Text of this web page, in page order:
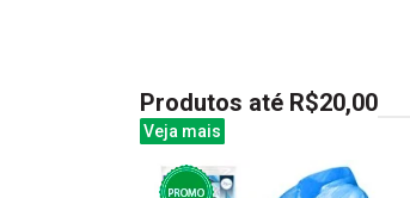
Produtos até R$20,00
Veja mais